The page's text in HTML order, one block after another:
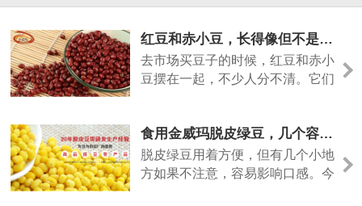
红豆和赤小豆，长得像但不是一回事
去市场买豆子的时候，红豆和赤小
豆摆在一起，不少人分不清。它们
食用金威玛脱皮绿豆，几个容易忽略的小细节
脱皮绿豆用着方便，但有几个小地
方如果不注意，容易影响口感。今